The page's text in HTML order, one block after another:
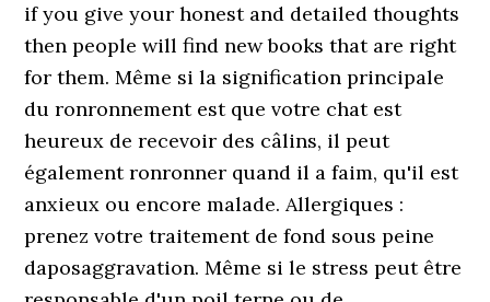
if you give your honest and detailed thoughts
then people will find new books that are right
for them. Même si la signification principale
du ronronnement est que votre chat est
heureux de recevoir des câlins, il peut
également ronronner quand il a faim, qu'il est
anxieux ou encore malade. Allergiques :
prenez votre traitement de fond sous peine
daposaggravation. Même si le stress peut être